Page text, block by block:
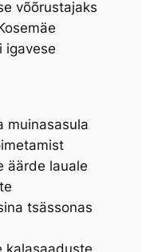
võõrustajaks
igavese
muinasasula
äärde lauale
tsässonas
kalasaaduste